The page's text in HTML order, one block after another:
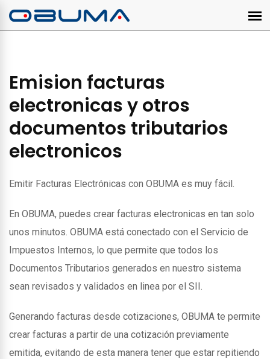
Emision facturas
electronicas y otros
documentos tributarios
electronicos
Emitir Facturas Electrónicas con OBUMA es muy fácil.
En OBUMA, puedes crear facturas electronicas en tan solo
unos minutos. OBUMA está conectado con el Servicio de
Impuestos Internos, lo que permite que todos los
Documentos Tributarios generados en nuestro sistema
sean revisados y validados en linea por el SII.
Generando facturas desde cotizaciones, OBUMA te permite
crear facturas a partir de una cotización previamente
emitida, evitando de esta manera tener que estar repitiendo